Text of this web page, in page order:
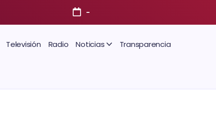
-
Televisión Radio Noticias Transparencia